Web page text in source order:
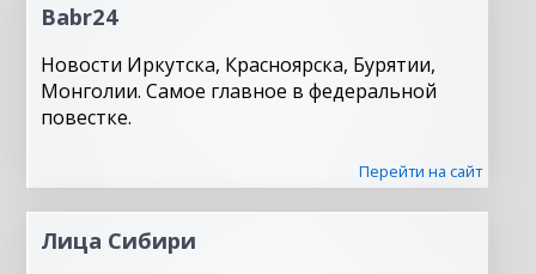
Babr24
Новости Иркутска, Красноярска, Бурятии,
Монголии. Самое главное в федеральной
повестке.
Перейти на сайт
Лица Сибири